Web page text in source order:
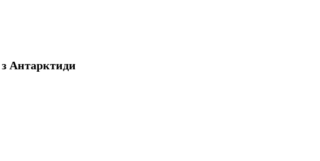
Антарктиди